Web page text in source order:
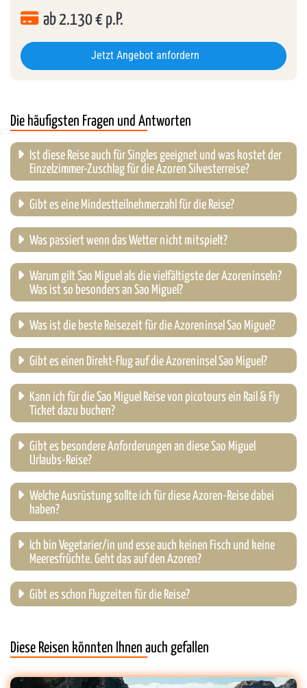
ab2.130€ p.P.
Jetzt Angebot anfordern
Die häufigsten Fragen und Antworten
Ist diese Reise auch für Singles geeignet und was kostet der
Einzelzimmer-Zuschlag für die Azoren Silvesterreise?
Gibt es eine Mindestteilnehmerzahl für die Reise?
Was passiert wenn das Wetter nicht mitspielt?
Warum gilt Sao Miguel als die vielfältigste der Azoreninseln?
Was ist so besonders an Sao Miguel?
Was ist die beste Reisezeit für die Azoreninsel Sao Miguel?
Gibt es einen Direkt-Flug auf die Azoreninsel Sao Miguel?
Kann ich für die Sao Miguel Reise von picotours ein Rail & Fly
Ticket dazu buchen?
Gibt es besondere Anforderungen an diese Sao Miguel
Urlaubs-Reise?
Welche Ausrüstung sollte ich für diese Azoren-Reise dabei
haben?
Ich bin Vegetarier/in und esse auch keinen Fisch und keine
Meeresfrüchte. Geht das auf den Azoren?
Gibt es schon Flugzeiten für die Reise?
Diese Reisen könnten Ihnen auch gefallen